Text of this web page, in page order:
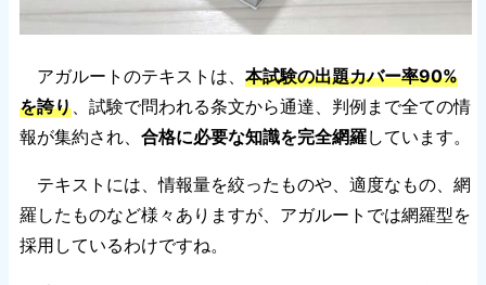
アガルートのテキストは、 本試験の出題カバー率90%
を誇り 、試験で問われる条文から通達、判例まで全ての情
報が集約され、 合格に必要な知識を完全網羅しています。
テキストには、情報量を絞ったものや、適度なもの、網
羅したものなど様々ありますが、アガルートでは網羅型を
採用しているわけですね。